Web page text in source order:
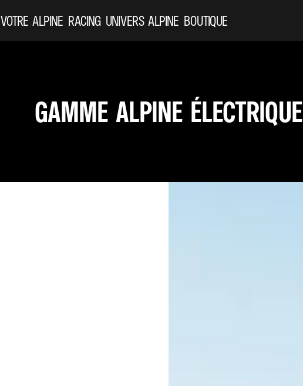
VOTRE ALPINE RACING UNIVERS ALPINE BOUTIQUE
GAMME ALPINE ÉLECTRIQUE